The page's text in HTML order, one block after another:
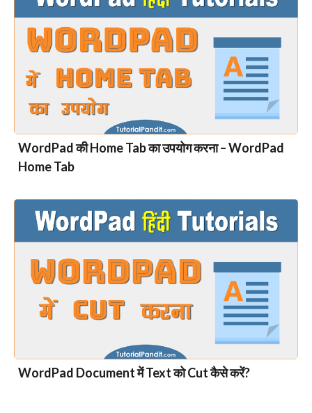
WordPad की Home Tab का उपयोग करना – WordPad
Home Tab
WordPad Document में Text को Cut कैसे करें?